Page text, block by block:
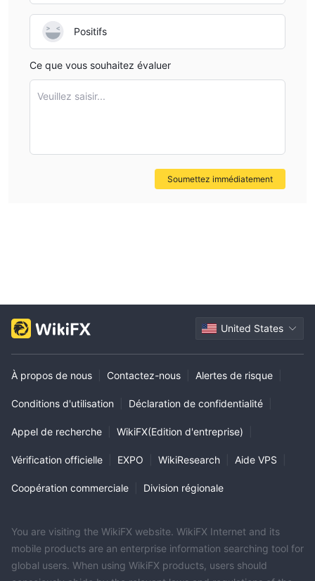
Positifs
Ce que vous souhaitez évaluer
Veuillez saisir...
Soumettez immédiatement
United States
À propos de nous Contactez-nous Alertes de risque
Conditions d'utilisation Déclaration de confidentialité
Appel de recherche WikiFX(Edition d'entreprise)
Vérification officielle EXPO WikiResearch Aide VPS
Coopération commerciale Division régionale
You are visiting the WikiFX website. WikiFX Internet and its
mobile products are an enterprise information searching tool for
global users. When using WikiFX products, users should